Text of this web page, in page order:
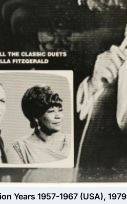
Years 1957-1967 (USA), 1979